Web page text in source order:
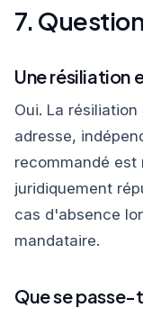
7.
Une résiliation
Oui. La
adresse,
recommandé est
juridiquement
cas d'absence
mandataire.
Que se passe-